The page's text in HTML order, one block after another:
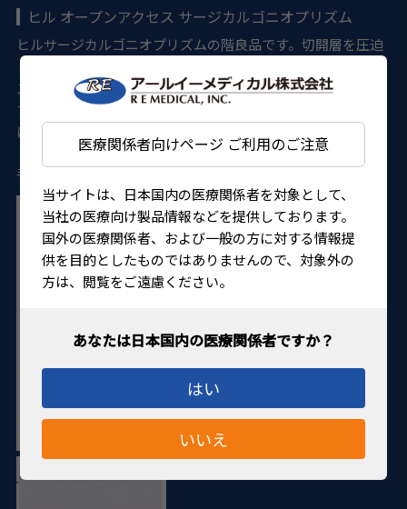
医療関係者向けページ ご利用のご注意
当サイトは、日本国内の医療関係者を対象として、
当社の医療向け製品情報などを提供しております。
国外の医療関係者、および一般の方に対する情報提
供を目的としたものではありませんので、対象外の
方は、閲覧をご遠慮ください。
はい
いいえ
ヒル オープンアクセス サージカルゴニオプリズム
ヒルサージカルゴニオプリズムの階良品です。切開層を圧迫
したり覆ったりすることが軽減されました。直像でのゴニオ
スコピーが可能であり、また術中に眼球をしっかり固定しや
すいデザインになっております。 インプラントや隅角手術時
に広範囲の視野と前房、隅角のクリアな像を提供します。左
手用と右手用があります。